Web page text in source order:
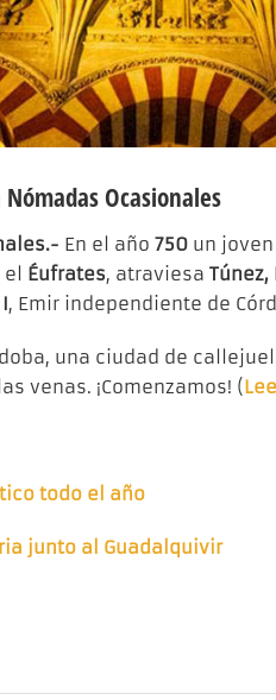
Ocasionales
En el año 750 un
el Éufrates, atraviesa Túnez,
, Emir independiente de
una ciudad de
venas. ¡Comenzamos! (
todo el año
junto al Guadalquivir